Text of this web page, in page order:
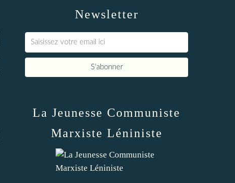
Newsletter
La Jeunesse Communiste
Marxiste Léniniste